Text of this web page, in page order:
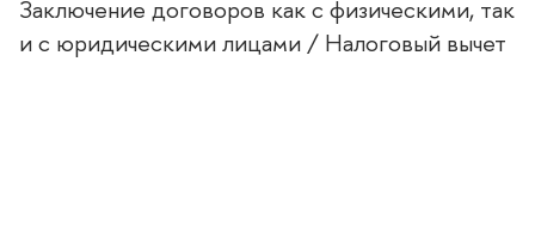
Заключение договоров как с физическими, так
и с юридическими лицами / Налоговый вычет